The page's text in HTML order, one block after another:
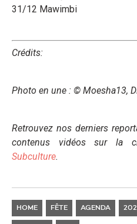
31/12 Mawimbi
Crédits:
Photo en une : © Moesha13,
Retrouvez nos derniers
contenus vidéos sur la
Subculture.
HOME FÊTE AGENDA